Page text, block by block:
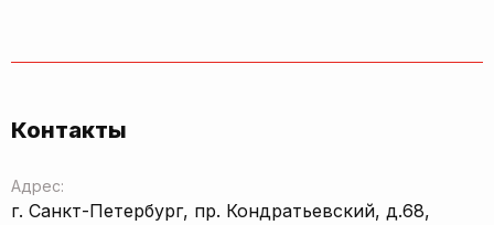
Контакты
Адрес:
г. Санкт-Петербург, пр. Кондратьевский, д.68,